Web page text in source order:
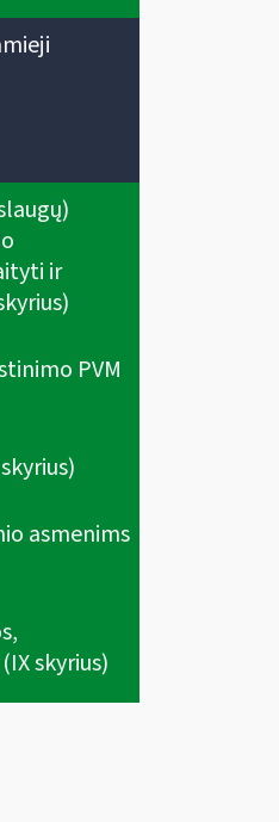
ir
PVM
asmenims
skyrius)